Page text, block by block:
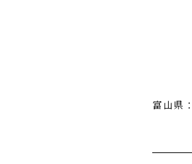
富山県：